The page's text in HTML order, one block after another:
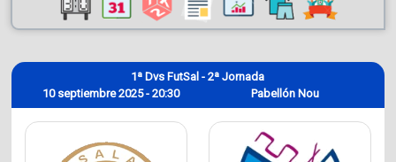
10 septiembre 2025 - 20:30
1ª Dvs FutSal - 2ª Jornada
Pabellón Nou